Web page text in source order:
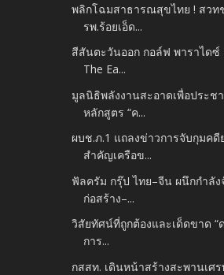
พลิกโฉมสาธารณสุขไทย ! สวท
รพ.ร้อยเอ็ด...
สีสันตะวันออก กอล์ฟ พาราไดซ์
The Ea...
มูลนิธิพลังงานสะอาดเพื่อประช
หลักสูตร “ค...
ผบช.ภ.1 แถลงข่าวการจับกุมคดี
สำคัญเครือข...
ฟัลครัม กรุ๊ป ไทย–จีน ผนึกกำลั
ก่อสร้าง–...
วิสัยทัศน์ที่ถูกต้องและเด็ดขาด “
การ...
กสสท. เดินหน้าสร้างสะพานเศ